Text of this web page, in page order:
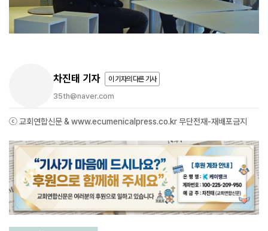
차진태 기자 이 기자의 다른 기사
35th@naver.com
ⓒ 교회연합신문 & www.ecumenicalpress.co.kr 무단전재-재배포금지